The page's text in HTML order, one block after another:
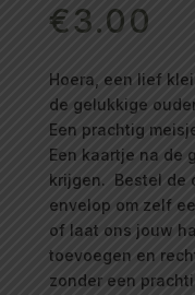
€3.00
Hoera, een lief
de gelukkige
Een prachtig
Een kaartje na de
krijgen. Bestel de
envelop om zelf
of laat ons jouw
toevoegen en
zonder een